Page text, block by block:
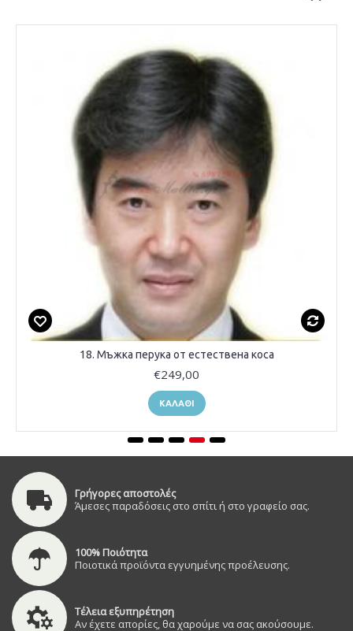
18. Мъжка перука от естествена коса
€249,00
ΚΑΛΆΘΙ
Γρήγορες αποστολές
Άμεσες παραδόσεις στο σπίτι ή στο γραφείο σας.
100% Ποιότητα
Ποιοτικά προϊόντα εγγυημένης προέλευσης.
Τέλεια εξυπηρέτηση
Αν έχετε απορίες, θα χαρούμε να σας ακούσουμε.